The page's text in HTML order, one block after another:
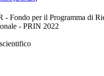
- Fondo per il Programma di
- PRIN 2022